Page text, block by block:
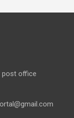
post office